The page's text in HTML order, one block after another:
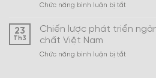
Việt
Chức năng bình luận bị tắtở
dựng
ngành
nghiệp
23
Th3
Chiến lược phát triển
chất Việt Nam
Chức năng bình luận bị tắtở